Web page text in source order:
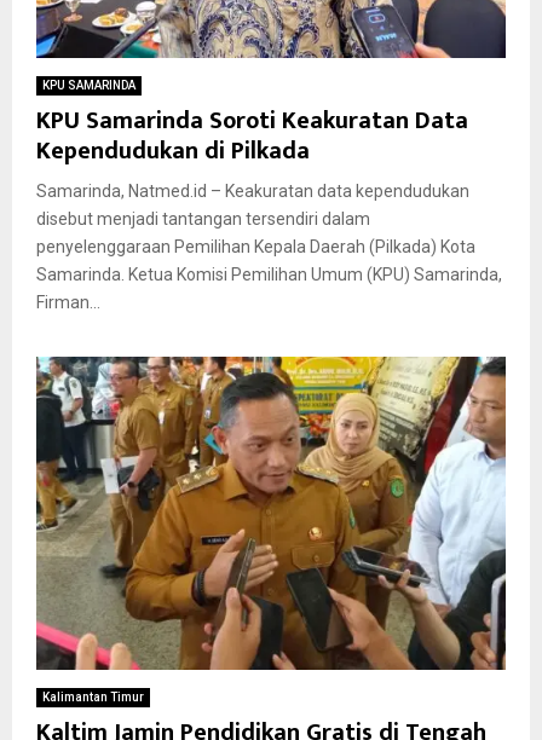
KPU SAMARINDA
KPU Samarinda Soroti Keakuratan Data
Kependudukan di Pilkada
Samarinda, Natmed.id – Keakuratan data kependudukan
disebut menjadi tantangan tersendiri dalam
penyelenggaraan Pemilihan Kepala Daerah (Pilkada) Kota
Samarinda. Ketua Komisi Pemilihan Umum (KPU) Samarinda,
Firman...
Kalimantan Timur